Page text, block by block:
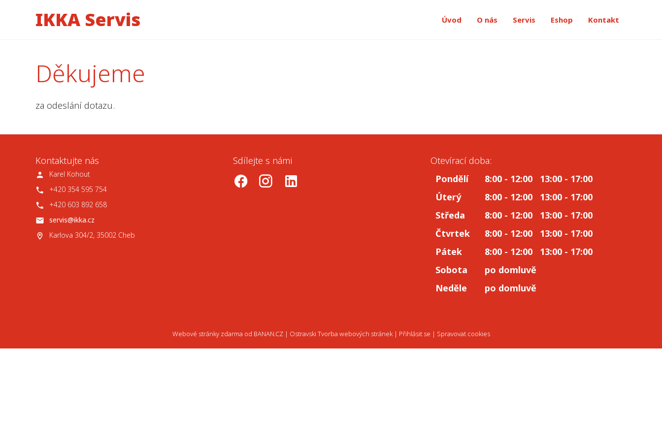
IKKA Servis Úvod O nás Servis Eshop Kontakt
Děkujeme
za odeslání dotazu.
Kontaktujte nás
Karel Kohout
+420 354 595 754
+420 603 892 658
servis@ikka.cz
Karlova 304/2, 35002 Cheb
Sdílejte s námi
Otevírací doba:
Pondělí
8:00 - 12:00 13:00 - 17:00
Úterý
8:00 - 12:00 13:00 - 17:00
Středa
8:00 - 12:00 13:00 - 17:00
Čtvrtek
8:00 - 12:00 13:00 - 17:00
Pátek
8:00 - 12:00 13:00 - 17:00
Sobota
po domluvě
Neděle
po domluvě
Webové stránky zdarma od BANAN.CZ| Ostravski Tvorba webových stránek | Přihlásit se | Spravovat cookies